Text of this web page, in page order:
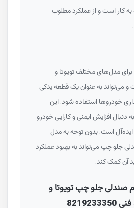
است و از عملکرد مطلوب
مدل‌های مختلف تویوتا و
به عنوان یک قطعه یدکی
خودروها استفاده شود. این
افزایش ایمنی و کارایی خودرو
است. بدون توجه به مدل
چپ می‌تواند به بهبود عملکرد
کمک کند.
جلو چپ تویوتا و